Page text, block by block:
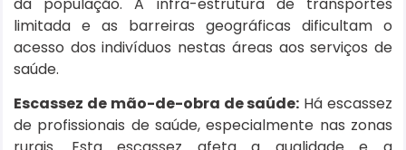
limitada e as barreiras geográficas dificultam o
acesso dos indivíduos nestas áreas aos serviços de
saúde.
Escassez de mão-de-obra de saúde: Há escassez
de profissionais de saúde, especialmente nas zonas